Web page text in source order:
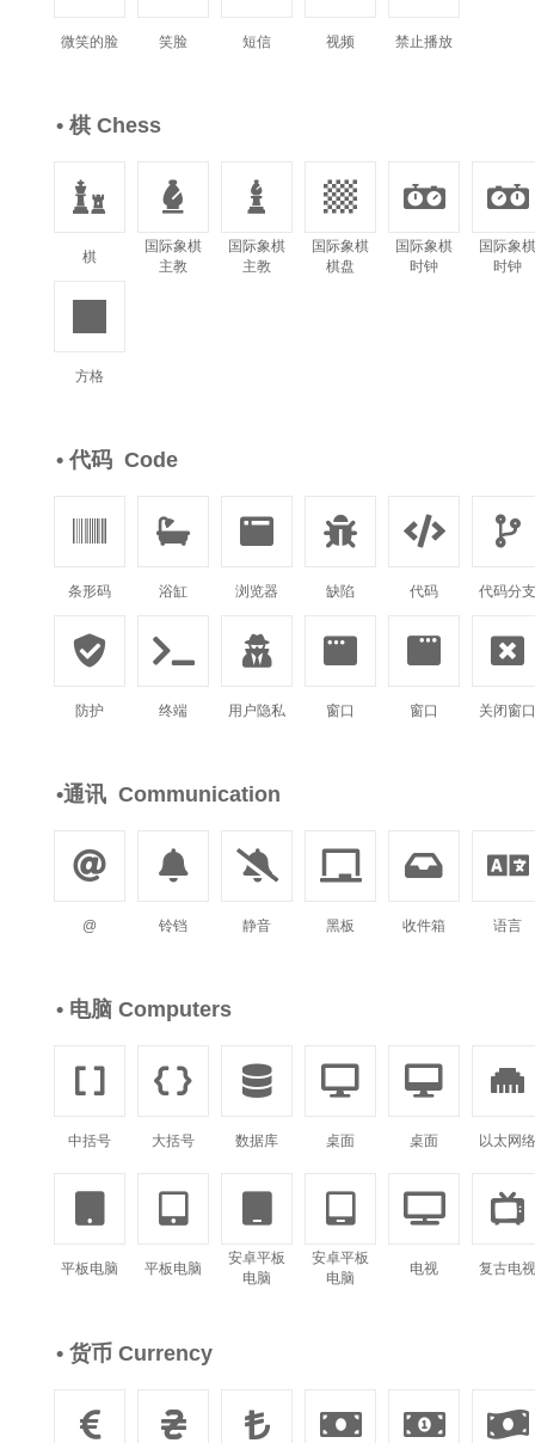
微笑的脸 笑脸 短信 视频 禁止播放
棋
国际象棋
主教
国际象棋
主教
国际象棋
棋盘
国际象棋
时钟
国际象棋
时钟
方格
条形码 浴缸 浏览器 缺陷 代码 代码分支
防护 终端 用户隐私 窗口 窗口 关闭窗口
@ 铃铛 静音 黑板 收件箱 语言
中括号 大括号 数据库 桌面 桌面
平板电脑 平板电脑
安卓平板
电脑
安卓平板
电脑
电视 复古电视
以太网络
• 棋 Chess
• 代码 Code
•通讯 Communication
• 电脑 Computers
• 货币 Currency
     
    
     
     
    
   

     